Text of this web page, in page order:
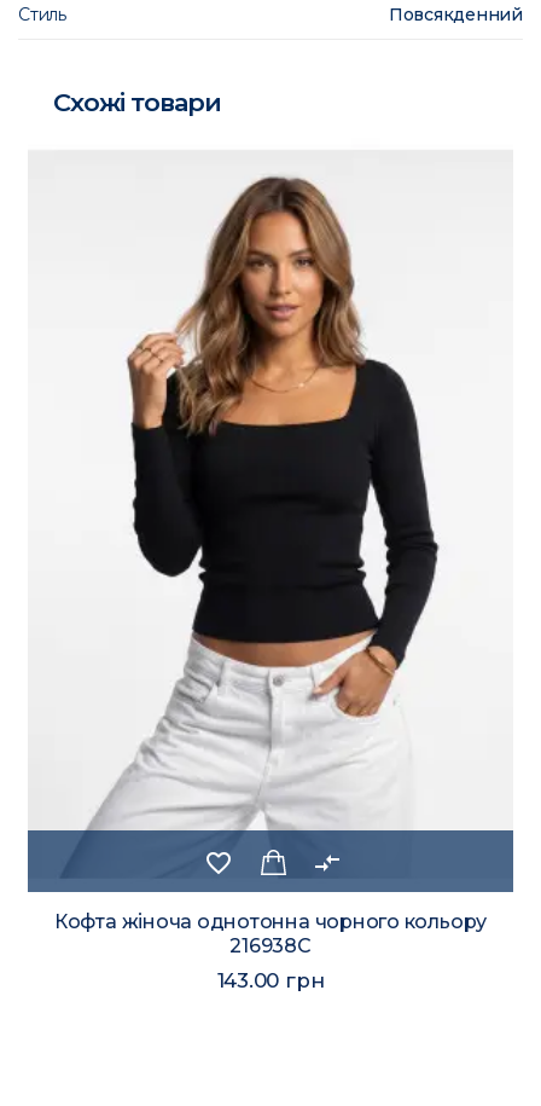
Стиль Повсякденний
Схожі товари
favorite_border compare_arrows
Кофта жіноча однотонна чорного кольору
216938C
143.00 грн